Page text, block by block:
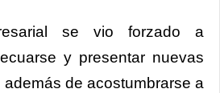
se vio forzado a
y presentar nuevas
de acostumbrarse a